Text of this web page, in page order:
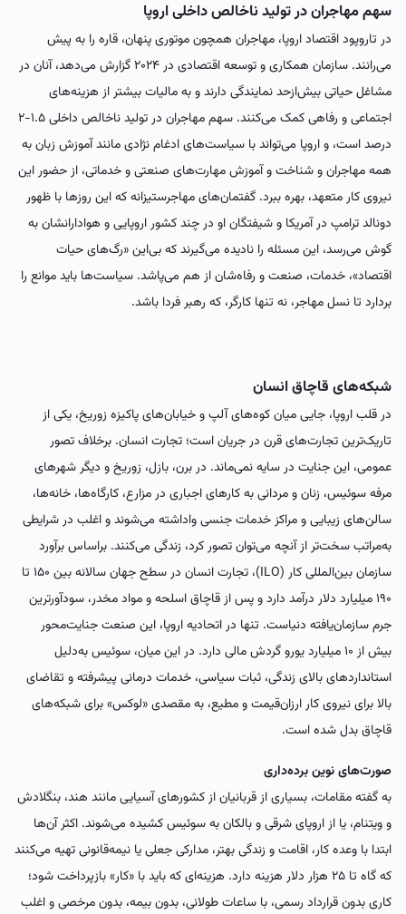
سهم‌ مهاجران در تولید ناخالص داخلی اروپا
در تاروپود اقتصاد اروپا، مهاجران همچون موتوری پنهان، قاره را به پیش
می‌رانند. سازمان همکاری و توسعه اقتصادی در ۲۰۲۴ گزارش می‌دهد، آنان در
مشاغل حیاتی بیش‌ازحد نمایندگی دارند و به مالیات بیشتر از هزینه‌های
اجتماعی و رفاهی کمک می‌کنند. سهم‌ مهاجران در تولید ناخالص داخلی ۱.۵-۲
درصد است، و اروپا می‌تواند با سیاست‌های ادغام نژادی مانند آموزش زبان به
همه مهاجران و شناخت و آموزش مهارت‌های صنعتی و خدماتی، از حضور این
نیروی کار متعهد، بهره ببرد. گفتمان‌های مهاجرستیزانه که این روزها با ظهور
دونالد ترامپ در آمریکا و شیفتگان او در چند کشور اروپایی و هوادارانشان به
گوش می‌رسد، این مسئله را نادیده می‌گیرند که بی‌این «رگ‌های حیات
اقتصاد»، خدمات، صنعت و رفاه‌شان از هم می‌پاشد. سیاست‌ها باید موانع را
بردارد تا نسل مهاجر، نه تنها کارگر، که رهبر فردا باشد.
شبکه‌های قاچاق انسان
در قلب اروپا، جایی میان کوه‌های آلپ و خیابان‌های پاکیزه زوریخ، یکی از
تاریک‌ترین تجارت‌های قرن در جریان است؛ تجارت انسان. برخلاف تصور
عمومی، این جنایت در سایه نمی‌ماند. در برن، بازل، زوریخ و دیگر شهرهای
مرفه سوئیس، زنان و مردانی به کارهای اجباری در مزارع، کارگاه‌ها، خانه‌ها،
سالن‌های زیبایی و مراکز خدمات جنسی واداشته می‌شوند و اغلب در شرایطی
به‌مراتب سخت‌تر از آنچه می‌توان تصور کرد، زندگی می‌کنند. بر‌اساس برآورد
سازمان بین‌المللی کار (ILO)، تجارت انسان در سطح جهان سالانه بین ۱۵۰ تا
۱۹۰ میلیارد دلار درآمد دارد و پس از قاچاق اسلحه و مواد مخدر، سودآورترین
جرم سازمان‌یافته دنیاست. تنها در اتحادیه اروپا، این صنعت جنایت‌محور
بیش از ۱۰ میلیارد یورو گردش مالی دارد. در این میان، سوئیس به‌دلیل
استانداردهای بالای زندگی، ثبات سیاسی، خدمات درمانی پیشرفته و تقاضای
بالا برای نیروی کار ارزان‌قیمت و مطیع، به مقصدی «لوکس» برای شبکه‌های
قاچاق بدل شده است.
صورت‌های نوین برده‌داری
به گفته مقامات، بسیاری از قربانیان از کشورهای آسیایی مانند هند، بنگلادش
و ویتنام، یا از اروپای شرقی و بالکان به سوئیس کشیده می‌شوند. اکثر آن‌ها
ابتدا با وعده کار، اقامت و زندگی بهتر، مدارکی جعلی یا نیمه‌قانونی تهیه می‌کنند
که گاه تا ۲۵ هزار دلار هزینه دارد. هزینه‌ای که باید با «کار» بازپرداخت شود؛
کاری بدون قرارداد رسمی، با ساعات طولانی، بدون بیمه، بدون مرخصی و اغلب